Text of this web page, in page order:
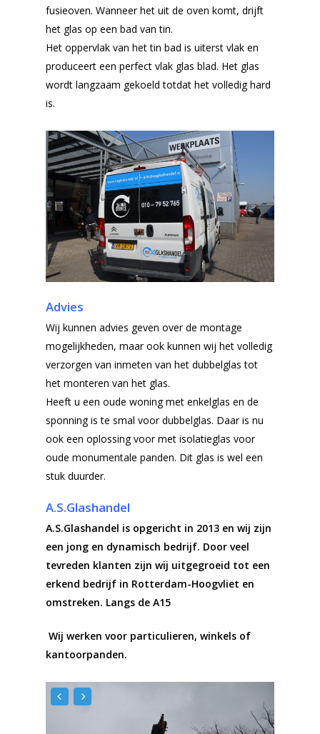
fusieoven. Wanneer het uit de oven komt, drijft
het glas op een bad van tin.
Het oppervlak van het tin bad is uiterst vlak en
produceert een perfect vlak glas blad. Het glas
wordt langzaam gekoeld totdat het volledig hard
is.
Advies
Wij kunnen advies geven over de montage
mogelijkheden, maar ook kunnen wij het volledig
verzorgen van inmeten van het dubbelglas tot
het monteren van het glas.
Heeft u een oude woning met enkelglas en de
sponning is te smal voor dubbelglas. Daar is nu
ook een oplossing voor met isolatieglas voor
oude monumentale panden. Dit glas is wel een
stuk duurder.
A.S.Glashandel
A.S.Glashandel is opgericht in 2013 en wij zijn
een jong en dynamisch bedrijf. Door veel
tevreden klanten zijn wij uitgegroeid tot een
erkend bedrijf in Rotterdam-Hoogvliet en
omstreken. Langs de A15
Wij werken voor particulieren, winkels of
kantoorpanden.